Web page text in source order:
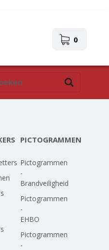
0
PICTOGRAMMEN
Pictogrammen
-
Brandveiligheid
Pictogrammen
-
EHBO
Pictogrammen
-